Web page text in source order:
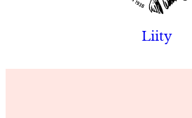
Liity